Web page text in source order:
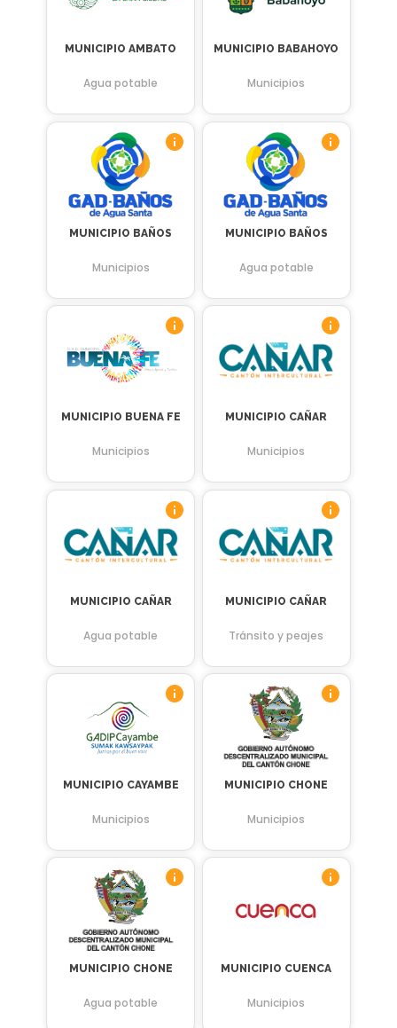
MUNICIPIO AMBATO
Agua potable
MUNICIPIO BABAHOYO
Municipios
MUNICIPIO BAÑOS
Municipios
MUNICIPIO BAÑOS
Agua potable
MUNICIPIO BUENA FE
Municipios
MUNICIPIO CAÑAR
Municipios
MUNICIPIO CAÑAR
Agua potable
MUNICIPIO CAÑAR
Tránsito y peajes
MUNICIPIO CAYAMBE
Municipios
MUNICIPIO CHONE
Municipios
MUNICIPIO CHONE
Agua potable
MUNICIPIO CUENCA
Municipios